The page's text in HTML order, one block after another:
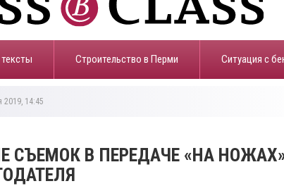
Строительство в Перми ​Ситуация с
2019, 14:45
СЪЕМОК В ПЕРЕДАЧЕ «НА